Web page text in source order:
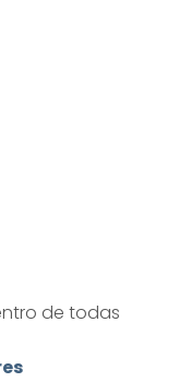
de todas